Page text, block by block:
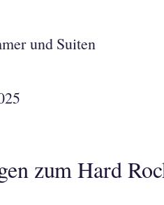
und Suiten
zum Hard